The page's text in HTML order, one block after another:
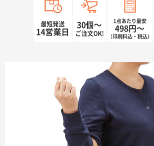
最短発送
14営業日
30個〜
ご注文OK!
1点あたり最安
498円〜
（印刷料込・税込）